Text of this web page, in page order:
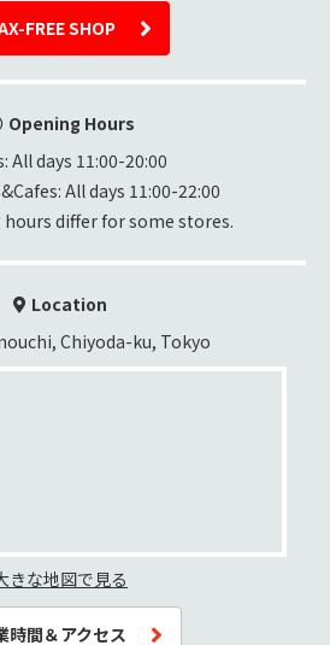
FREE SHOP
Opening Hours
All days 11:00-20:00
All days 11:00-22:00
differ for some stores.
Location
Chiyoda-ku, Tokyo
きな地図で見る
時間＆アクセス